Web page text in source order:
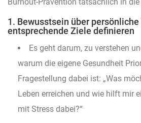
1. Bewusstsein über
entsprechende Ziele definieren
Es geht darum, zu verstehen
warum die eigene Gesundheit
Fragestellung dabei ist: „Was
Leben erreichen und wie hilft mir
mit Stress dabei?“